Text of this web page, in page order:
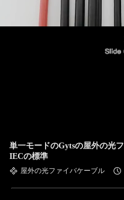
単一モードのGytsの屋外の光
IECの標準
屋外の光ファイバケーブル